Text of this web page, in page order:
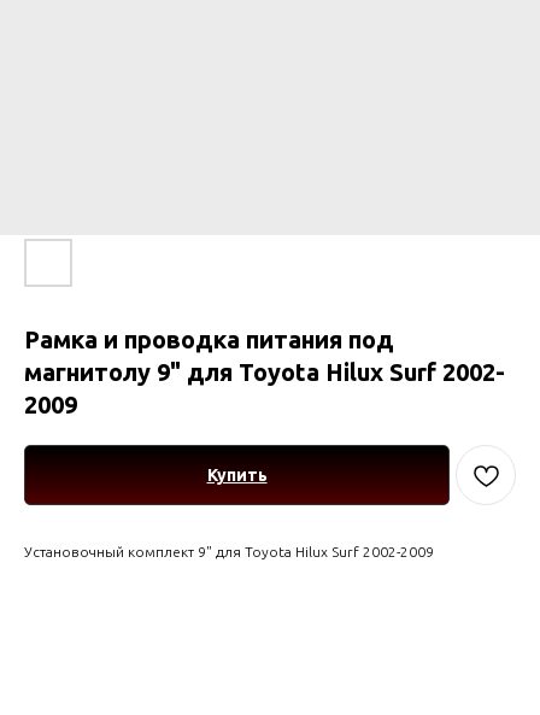
Рамка и проводка питания под
магнитолу 9" для Toyota Hilux Surf 2002-
2009
Купить
Установочный комплект 9" для Toyota Hilux Surf 2002-2009